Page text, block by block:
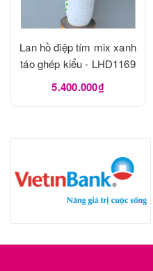
Lan hồ điệp tím mix xanh
táo ghép kiểu - LHD1169
5.400.000₫